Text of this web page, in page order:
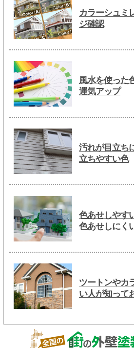
カラーシュミ
ジ確認
風水を使った
運気アップ
汚れが目立ち
立ちやすい色
色あせしやす
色あせしにく
ツートンやカ
い人が知って